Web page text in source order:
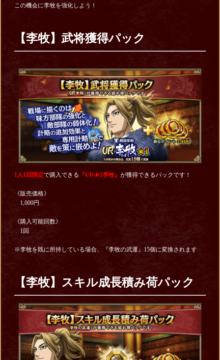
この機会に李牧を強化しよう！
【李牧】武将獲得パック
1人1回限定で購入できる 『UR★1李牧』 が獲得できるパックです！
《販売価格》
1,000円
《購入可能回数》
1回
※李牧を既に所持している場合、『李牧の武運』15個に変換されます
【李牧】スキル成長積み荷パック